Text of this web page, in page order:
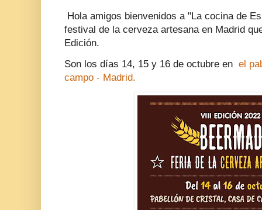
Hola amigos bienvenidos a "La cocina de
festival de la cerveza artesana en Madrid
Edición.
Son los días 14, 15 y 16 de octubre en el
campo - Madrid.